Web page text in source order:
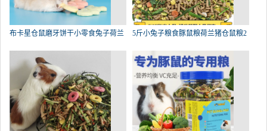
布卡星仓鼠磨牙饼干小零食兔子荷兰 5斤小兔子粮食豚鼠粮荷兰猪仓鼠粮2